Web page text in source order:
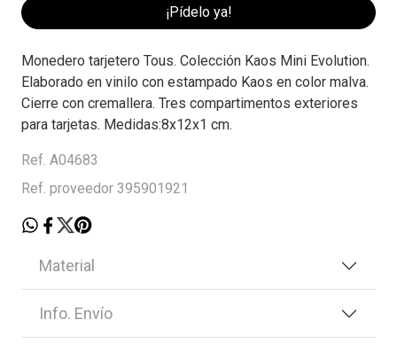
¡Pídelo ya!
Monedero tarjetero Tous. Colección Kaos Mini Evolution.
Elaborado en vinilo con estampado Kaos en color malva.
Cierre con cremallera. Tres compartimentos exteriores
para tarjetas. Medidas:8x12x1 cm.
Ref. A04683
Ref. proveedor 395901921
Material
Info. Envío